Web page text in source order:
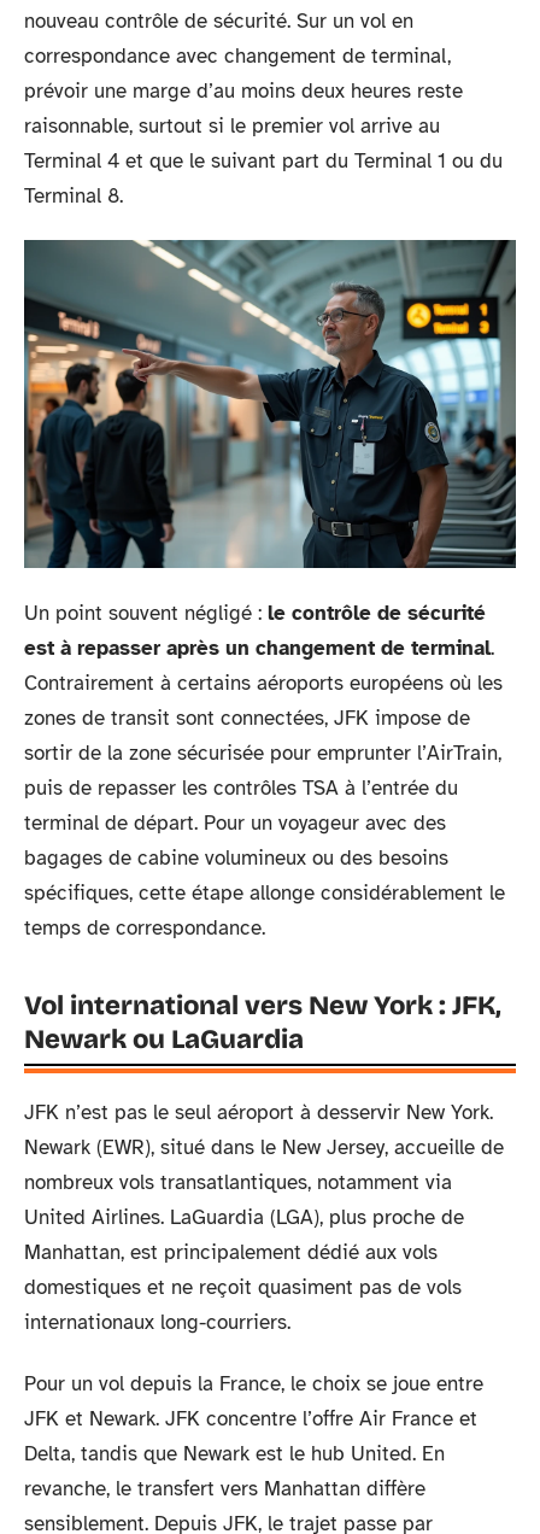
nouveau contrôle de sécurité. Sur un vol en
correspondance avec changement de terminal,
prévoir une marge d’au moins deux heures reste
raisonnable, surtout si le premier vol arrive au
Terminal 4 et que le suivant part du Terminal 1 ou du
Terminal 8.
Un point souvent négligé : le contrôle de sécurité
est à repasser après un changement de terminal.
Contrairement à certains aéroports européens où les
zones de transit sont connectées, JFK impose de
sortir de la zone sécurisée pour emprunter l’AirTrain,
puis de repasser les contrôles TSA à l’entrée du
terminal de départ. Pour un voyageur avec des
bagages de cabine volumineux ou des besoins
spécifiques, cette étape allonge considérablement le
temps de correspondance.
Vol international vers New York : JFK,
Newark ou LaGuardia
JFK n’est pas le seul aéroport à desservir New York.
Newark (EWR), situé dans le New Jersey, accueille de
nombreux vols transatlantiques, notamment via
United Airlines. LaGuardia (LGA), plus proche de
Manhattan, est principalement dédié aux vols
domestiques et ne reçoit quasiment pas de vols
internationaux long-courriers.
Pour un vol depuis la France, le choix se joue entre
JFK et Newark. JFK concentre l’offre Air France et
Delta, tandis que Newark est le hub United. En
revanche, le transfert vers Manhattan diffère
sensiblement. Depuis JFK, le trajet passe par